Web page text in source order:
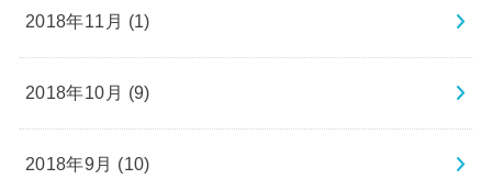
2018年11月 (1)
2018年10月 (9)
2018年9月 (10)